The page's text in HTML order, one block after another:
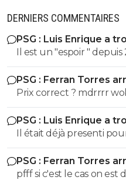
DERNIERS COMMENTAIRES
PSG : Luis Enrique a
Il est un "espoir " depuis 2 ans espérons que ce
tour . S'il ne se blesse
PSG : Ferran Torres
Prix correct ? mdrrrr
contrat, la blague,
sur Godts
PSG : Luis Enrique a
Il était déjà presenti
l'épaule en juin 2025
de saison. Espérons
PSG : Ferran Torres
pfff si c'est le cas on est des pigeons... la par contre ca va